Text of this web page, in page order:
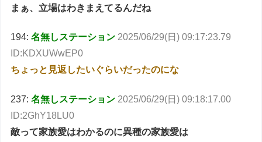
まぁ、立場はわきまえてるんだね
194:名無しステーション 2025/06/29(日) 09:17:23.79
ID:KDXUWwEP0
ちょっと見返したいぐらいだったのにな
237:名無しステーション 2025/06/29(日) 09:18:17.00
ID:2GhY18LU0
敵って家族愛はわかるのに異種の家族愛は